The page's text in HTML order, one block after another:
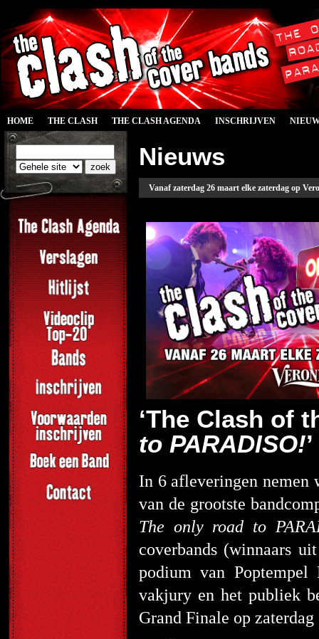
HOME THE CLASH THE CLASH AGENDA INSCHRIJVEN
Nieuws
Vanaf zaterdag 26 maart elke zaterdag op
‘The Clash of
to PARADISO!’
In 6 afleveringen nemen
van de grootste
The only road to
coverbands (winnaars
podium van
vakjury en het publiek
Grand Finale op